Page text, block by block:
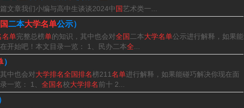
，分数线为637分。
建设100所左右的高等学校和一批重点学科的建设工程。如果真的
说回来了，非“985”和“211”的学校，不一定输于他们。
所大学，二期名单共有5所大学。“985工程”一期建设率先在北京大
文章我们小编与高中生谈谈2024中 国艺术类一...
二本大学名单公示）
名单完整总榜单的知识，其中也会对全国 二本大学名单公示进行解释，如果能
开始吧！本文目录一览： 1、民办二本全
）
中也会对大学排名全国排名榜211名单进行解释，如果能碰巧解决你现在面
一览： 1、 全国名校大学排名前十 2...